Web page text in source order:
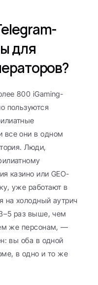
для
800 iGaming-
пользуются
они в одном
Люди,
казино или GEO-
уже работают в
на холодный аутрич
раз выше, чем
же персонам, —
вы оба в одной
в одно и то же